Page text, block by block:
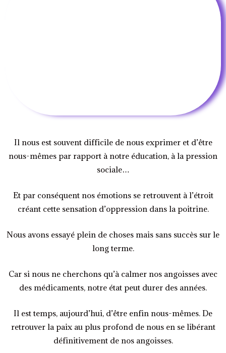
Il nous est souvent difficile de nous exprimer et d’être
nous-mêmes par rapport à notre éducation, à la pression
sociale…
Et par conséquent nos émotions se retrouvent à l’étroit
créant cette sensation d’oppression dans la poitrine.
Nous avons essayé plein de choses mais sans succès sur le
long terme.
Car si nous ne cherchons qu’à calmer nos angoisses avec
des médicaments, notre état peut durer des années.
Il est temps, aujourd’hui, d’être enfin nous-mêmes. De
retrouver la paix au plus profond de nous en se libérant
définitivement de nos angoisses.